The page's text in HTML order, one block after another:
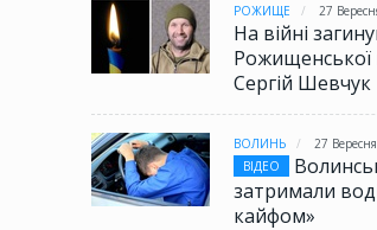
РОЖИЩЕ 27
На війні
Рожищенської
Сергій Шевчук
ВОЛИНЬ
27
ВІДЕО
затримали
кайфом»